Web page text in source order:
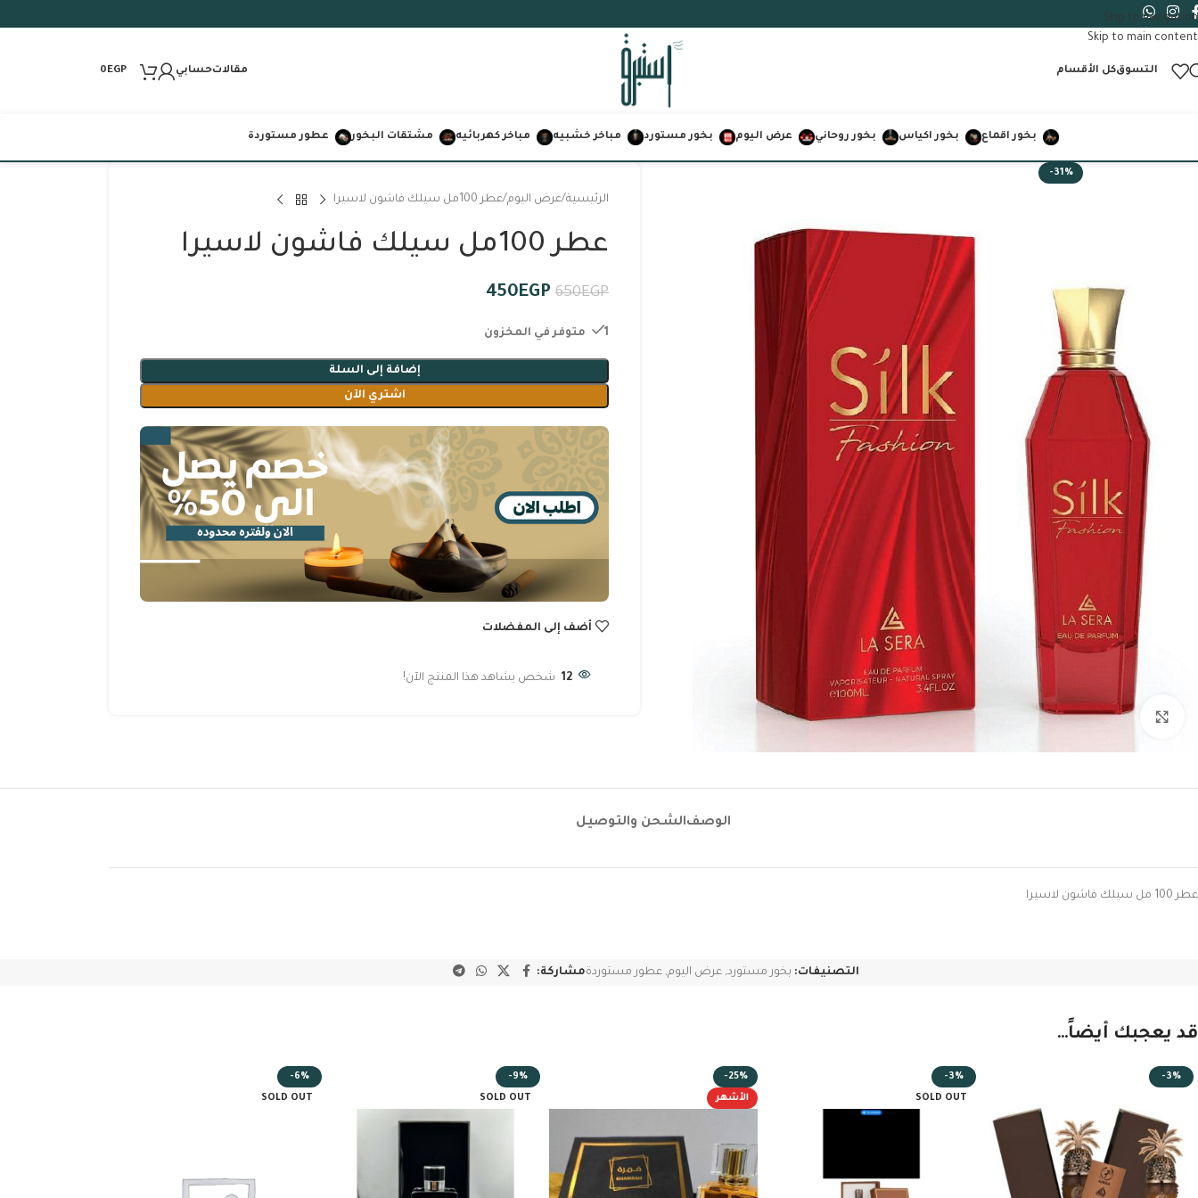
Skip to navigation
Skip to main content
التسوقكل الأقسام مقالاتحسابي 0EGP
بخور اقماع بخور اكياس بخور روحاني عرض اليوم بخور مستورد مباخر خشبيه مباخر كهربائيه مشتقات البخور عطور مستوردة
-31%
Click to enlarge
الرئيسية عرض اليوم عطر 100مل سيلك فاشون لاسيرا
عطر 100مل سيلك فاشون لاسيرا
650EGP
450EGP
1 متوفر في المخزون
إضافة إلى السلة
اشتري الآن
أضف إلى المفضلات
12 شخص يشاهد هذا المنتج الآن!
الوصفالشحن والتوصيل
عطر 100 مل سيلك فاشون لاسيرا
التصنيفات: بخور مستورد, عرض اليوم, عطور مستوردةمشاركة:
قد يعجبك أيضاً…
-3%
-3%
SOLD OUT
-25%
الأشهر
-9%
SOLD OUT
-6%
SOLD OUT